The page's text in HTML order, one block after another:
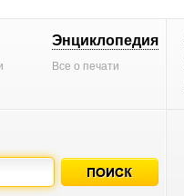
Энциклопедия
Все о печати